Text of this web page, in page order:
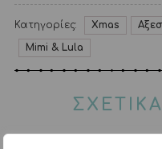
Κατηγορίες: Xmas
Mimi & Lula